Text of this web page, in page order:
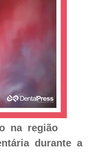
na região
durante a